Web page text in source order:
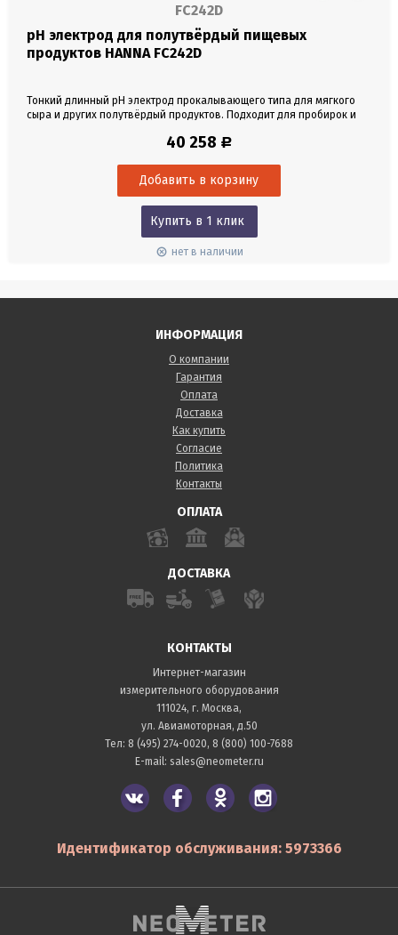
FC242D
pH электрод для полутвёрдый пищевых
продуктов HANNA FC242D
Тонкий длинный pH электрод прокалывающего типа для мягкого
сыра и других полутвёрдый продуктов. Подходит для пробирок и
Viscolene). Диапазон 0-12 рН. Режим работы 0-50°С. Кабель 1 м.
40 258 Р
Купить в 1 клик
нет в наличии
ИНФОРМАЦИЯ
О компании
Гарантия
Оплата
Доставка
Как купить
Согласие
Политика
Контакты
ОПЛАТА
ДОСТАВКА
КОНТАКТЫ
Интернет-магазин
измерительного оборудования
111024, г. Москва,
ул. Авиамоторная, д.50
Тел: 8 (495) 274-0020, 8 (800) 100-7688
E-mail: sales@neometer.ru
Идентификатор обслуживания: 5973366